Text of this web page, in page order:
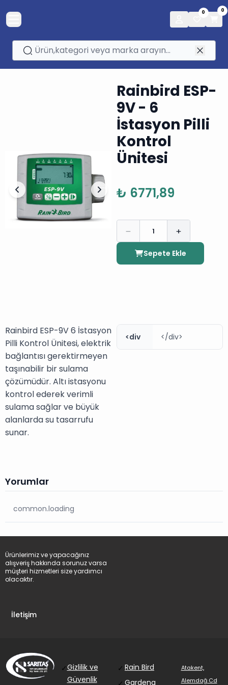
0 0
Rainbird ESP-
9V - 6
İstasyon Pilli
Kontrol
Ünitesi
₺ 6771,89
1
Sepete Ekle
Rainbird ESP-9V 6 İstasyon
Pilli Kontrol Ünitesi, elektrik
bağlantısı gerektirmeyen
taşınabilir bir sulama
çözümüdür. Altı istasyonu
kontrol ederek verimli
sulama sağlar ve büyük
alanlarda su tasarrufu
sunar.
<div </div>
Yorumlar
common.loading
Ürünlerimiz ve yapacağınız
alışveriş hakkında sorunuz varsa
müşteri hizmetleri size yardımcı
olacaktır.
İletişim
✓Gizlilik ve
Güvenlik
✓ Rain Bird
Gardena
Atakent,
Alemdağ Cd